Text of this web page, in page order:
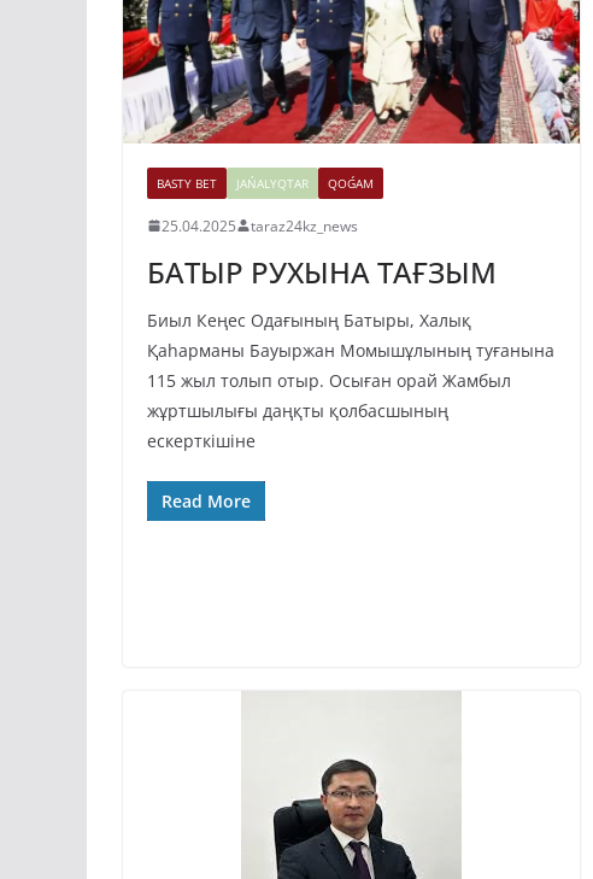
BASTY BET JAŃALYQTAR QOǴAM
25.04.2025 taraz24kz_news
БАТЫР РУХЫНА ТАҒЗЫМ
Биыл Кеңес Одағының Батыры, Халық
Қаһарманы Бауыржан Момышұлының туғанына
115 жыл толып отыр. Осыған орай Жамбыл
жұртшылығы даңқты қолбасшының
ескерткішіне
Read More